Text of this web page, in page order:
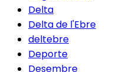
Delta
Delta de l'Ebre
deltebre
Deporte
Desembre